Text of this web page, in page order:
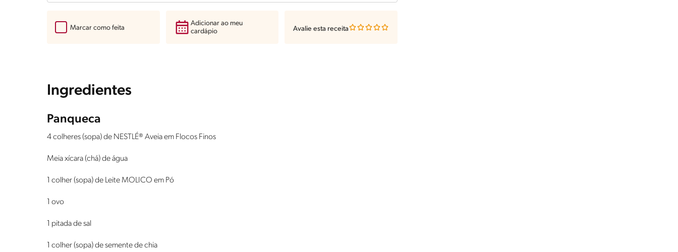
Marcar como feita
Adicionar ao meu
cardápio
Avalie esta receita
Ingredientes
Panqueca
4 colheres (sopa) de NESTLÉ® Aveia em Flocos Finos
Meia xícara (chá) de água
1 colher (sopa) de Leite MOLICO em Pó
1 ovo
1 pitada de sal
1 colher (sopa) de semente de chia